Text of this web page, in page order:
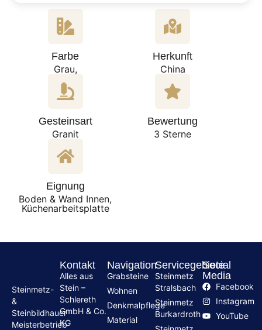
Farbe
Grau,
Herkunft
China
Gesteinsart
Granit
Bewertung
3 Sterne
Eignung
Boden & Wand Innen,
Küchenarbeitsplatte
Steinmetz-
&
Steinbildhauer
Meisterbetrieb
Kontakt
Alles aus
Stein –
Schlereth
GmbH & Co.
KG
Navigation
Grabsteine
Wohnen
Denkmalpflege
Material
Servicegebiete
Steinmetz
Stralsbach
Steinmetz
Burkardroth
Social
Media
Facebook
Instagram
YouTube